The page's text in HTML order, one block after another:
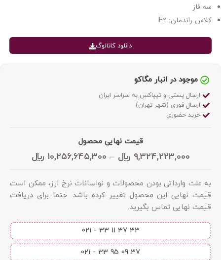
سه فاز
کلاس راندمان: IE2
دانلود کاتالوگ
موجود در انبار مگاکو
ارسال پستی و تیپاکس به سراسر ایران
ارسال فوری (شهر تهران)
خرید حضوری
قیمت نهایی محصول
9,324,223,000 ﷼ –
10,256,645,300 ﷼
به علت وارداتی بودن محصولات و نواسانات نرخ ارز، ممکن است
قیمت نهایی این محصول تغییر کرده باشد. حتما برای دریافت
قیمت نهایی تماس بگیرید.
33 37 11 33 - 021​
37 09 95 33 - 021​